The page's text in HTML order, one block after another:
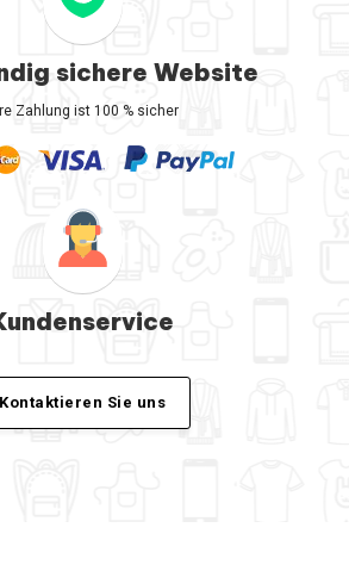
sichere Website
Zahlung ist 100 % sicher
Kontaktieren Sie uns